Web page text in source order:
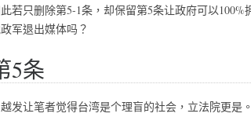
若只删除第5-1条，却保留第5条让政府可以100%
军退出媒体吗？
5条
发让笔者觉得台湾是个理盲的社会，立法院更是